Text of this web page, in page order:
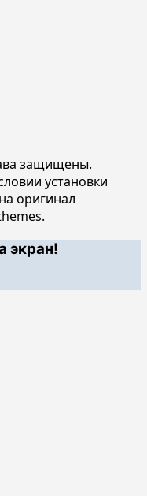
защищены.
установки
оригинал
экран!